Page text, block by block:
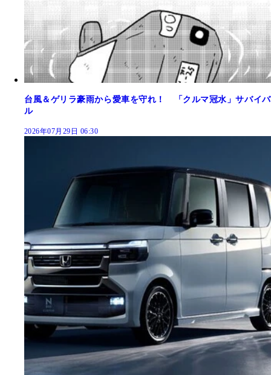
台風＆ゲリラ豪雨から愛車を守れ！ 「クルマ冠水」サバイバ
ル
2026年07月29日 06:30